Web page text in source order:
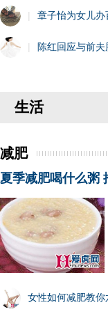
| 章子怡为女儿
| 陈红回应与前
生活
减肥
夏季减肥喝什么粥
女性如何减肥教